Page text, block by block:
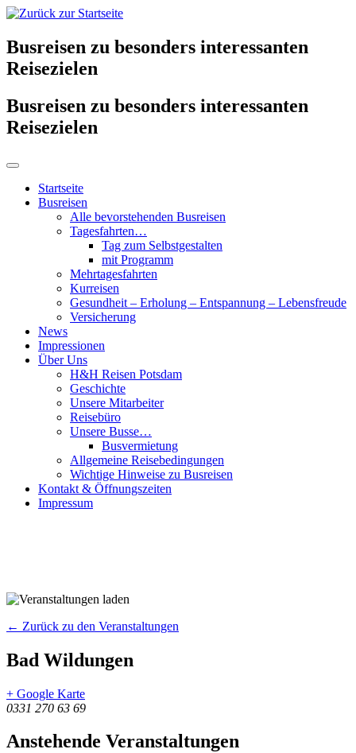
Busreisen zu besonders interessanten
Reisezielen
Busreisen zu besonders interessanten
Reisezielen
Startseite
Busreisen
Alle bevorstehenden Busreisen
Tagesfahrten…
Tag zum Selbstgestalten
mit Programm
Mehrtagesfahrten
Kurreisen
Gesundheit – Erholung – Entspannung – Lebensfreude
Versicherung
News
Impressionen
Über Uns
H&H Reisen Potsdam
Geschichte
Unsere Mitarbeiter
Reisebüro
Unsere Busse…
Busvermietung
Allgemeine Reisebedingungen
Wichtige Hinweise zu Busreisen
Kontakt & Öffnungszeiten
Impressum
← Zurück zu den Veranstaltungen
Bad Wildungen
+ Google Karte
0331 270 63 69
Anstehende Veranstaltungen